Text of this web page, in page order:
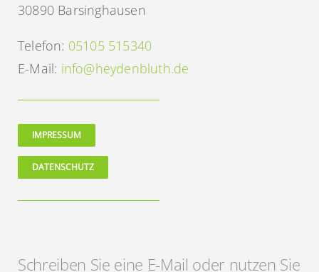
30890 Barsinghausen
Telefon: 05105 515340
E-Mail: info@heydenbluth.de
IMPRESSUM
DATENSCHUTZ
Schreiben Sie eine E-Mail oder nutzen Sie